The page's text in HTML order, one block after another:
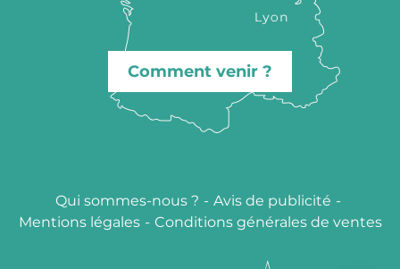
Comment venir ?
Qui sommes-nous ? - Avis de publicité -
Mentions légales - Conditions générales de ventes